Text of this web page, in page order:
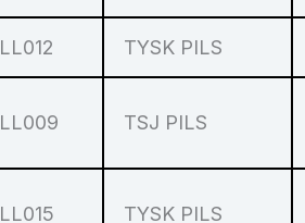
LL012 TYSK PILS
LL009 TSJ PILS
LL015 TYSK PILS